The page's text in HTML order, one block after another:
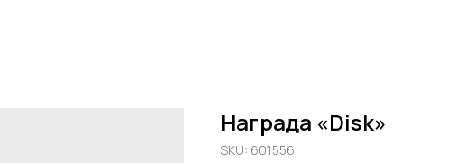
Награда «Disk»
SKU: 601556